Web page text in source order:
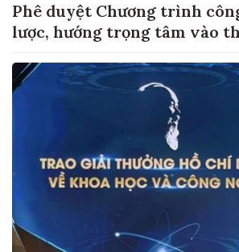
Phê duyệt Chương trình
lược, hướng trọng tâm vào